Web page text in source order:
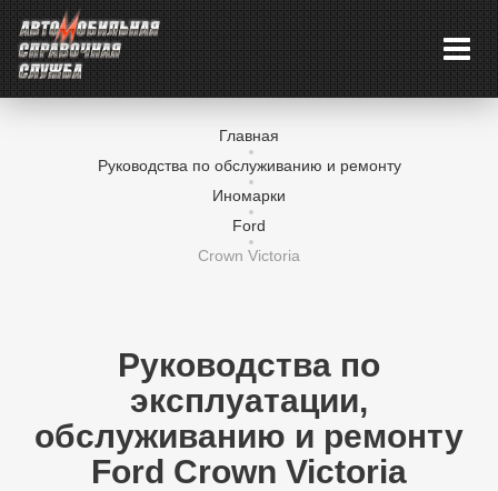
Главная
Руководства по обслуживанию и ремонту
Иномарки
Ford
Crown Victoria
Руководства по
эксплуатации,
обслуживанию и ремонту
Ford Crown Victoria